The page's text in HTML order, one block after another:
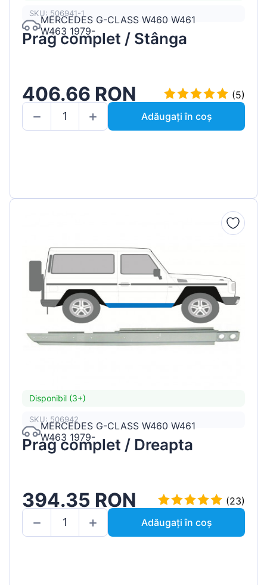
SKU: 506941-1
MERCEDES G-CLASS W460 W461
W463 1979-
Prag complet / Stânga
406.66 RON
(5)
Adăugați în coș
Disponibil (3+)
SKU: 506942
MERCEDES G-CLASS W460 W461
W463 1979-
Prag complet / Dreapta
394.35 RON
(23)
Adăugați în coș